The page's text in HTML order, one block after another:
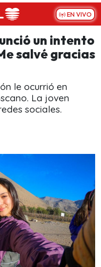
EN VIVO
un intento
salvé gracias
le ocurrió en
La joven
sociales.